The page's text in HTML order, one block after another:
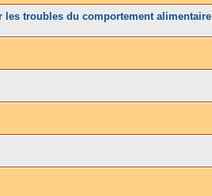
les troubles du comportement alimentaire